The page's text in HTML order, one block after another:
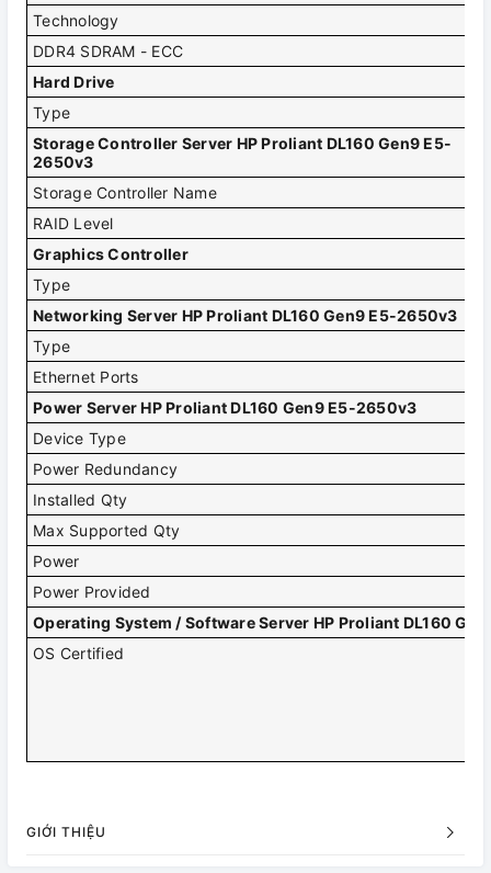
Technology
DDR4 SDRAM - ECC
Hard Drive
Type
Storage Controller Server HP Proliant DL160 Gen9 E5-
2650v3
Storage Controller Name
RAID Level
Graphics Controller
Type
Networking Server HP Proliant DL160 Gen9 E5-2650v3
Type
Ethernet Ports
Power Server HP Proliant DL160 Gen9 E5-2650v3
Device Type
Power Redundancy
Installed Qty
Max Supported Qty
Power
Power Provided
Operating System / Software Server HP Proliant DL160
OS Certified
GIỚI THIỆU